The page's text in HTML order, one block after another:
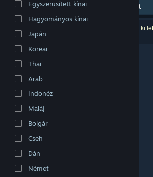
Nyelvváltás
A Steam mobilalkalmazás beszerzése
Asztali weboldalra váltás
Egyszerűsített kínai
Hagyományos kínai
Japán
Koreai
Thai
Arab
Indonéz
Maláj
Bolgár
Cseh
Dán
Német
0 eredmény felel meg a keresésednek. 1 termék ki
beállításaid alapján.